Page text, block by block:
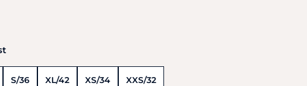
S/36 XL/42 XS/34 XXS/32